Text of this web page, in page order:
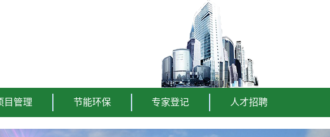
目管理 节能环保 专家登记 人才招聘